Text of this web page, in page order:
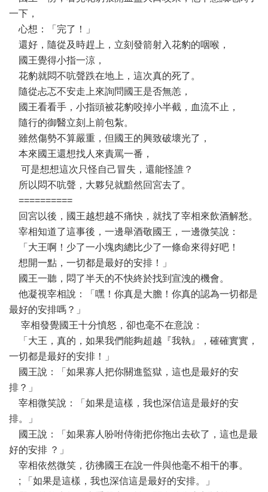
一下，
心想：「完了！」
還好，隨從及時趕上，立刻發箭射入花豹的咽喉，
國王覺得小指一涼，
花豹就悶不吭聲跌在地上，這次真的死了。
隨從忐忑不安走上來詢問國王是否無恙，
國王看看手，小指頭被花豹咬掉小半截，血流不止，
隨行的御醫立刻上前包紮。
雖然傷勢不算嚴重，但國王的興致破壞光了，
本來國王還想找人來責罵一番，
可是想想這次只怪自己冒失，還能怪誰？
所以悶不吭聲，大夥兒就黯然回宮去了。
==========
回宮以後，國王越想越不痛快，就找了宰相來飲酒解愁。
宰相知道了這事後，一邊舉酒敬國王，一邊微笑說：
「大王啊！少了一小塊肉總比少了一條命來得好吧！
想開一點，一切都是最好的安排！」
國王一聽，悶了半天的不快終於找到宣洩的機會。
他凝視宰相說：「嘿！你真是大膽！你真的認為一切都是
最好的安排嗎？」
宰相發覺國王十分憤怒，卻也毫不在意說：
「大王，真的，如果我們能夠超越『我執』，確確實實，
一切都是最好的安排！」
國王說：「如果寡人把你關進監獄，這也是最好的安
排？」
宰相微笑說：「如果是這樣，我也深信這是最好的安
排。」
國王說：「如果寡人吩咐侍衛把你拖出去砍了，這也是最
好的安排 ？」
宰相依然微笑，彷彿國王在說一件與他毫不相干的事。
; 「如果是這樣，我也深信這是最好的安排。」